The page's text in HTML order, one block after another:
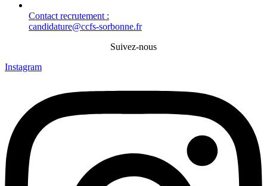
Contact recrutement :
candidature@ccfs-sorbonne.fr
Suivez-nous
Instagram